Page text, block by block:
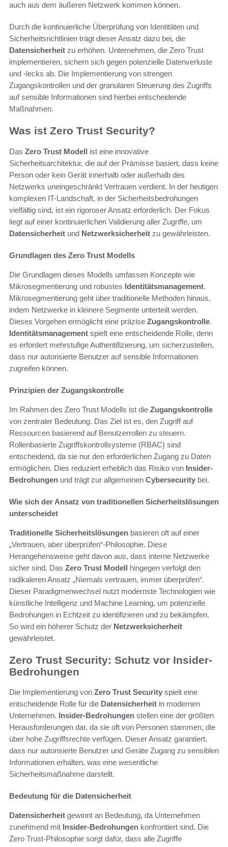
auch aus dem äußeren Netzwerk kommen können.
Durch die kontinuierliche Überprüfung von Identitäten und
Sicherheitsrichtlinien trägt dieser Ansatz dazu bei, die
Datensicherheit zu erhöhen. Unternehmen, die Zero Trust
implementieren, sichern sich gegen potenzielle Datenverluste
und -lecks ab. Die Implementierung von strengen
Zugangskontrollen und der granularen Steuerung des Zugriffs
auf sensible Informationen sind hierbei entscheidende
Maßnahmen.
Was ist Zero Trust Security?
Das Zero Trust Modell ist eine innovative
Sicherheitsarchitektur, die auf der Prämisse basiert, dass keine
Person oder kein Gerät innerhalb oder außerhalb des
Netzwerks uneingeschränkt Vertrauen verdient. In der heutigen
komplexen IT-Landschaft, in der Sicherheitsbedrohungen
vielfältig sind, ist ein rigoroser Ansatz erforderlich. Der Fokus
liegt auf einer kontinuierlichen Validierung aller Zugriffe, um
Datensicherheit und Netzwerksicherheit zu gewährleisten.
Grundlagen des Zero Trust Modells
Die Grundlagen dieses Modells umfassen Konzepte wie
Mikrosegmentierung und robustes Identitätsmanagement.
Mikrosegmentierung geht über traditionelle Methoden hinaus,
indem Netzwerke in kleinere Segmente unterteilt werden.
Dieses Vorgehen ermöglicht eine präzise Zugangskontrolle.
Identitätsmanagement spielt eine entscheidende Rolle, denn
es erfordert mehrstufige Authentifizierung, um sicherzustellen,
dass nur autorisierte Benutzer auf sensible Informationen
zugreifen können.
Prinzipien der Zugangskontrolle
Im Rahmen des Zero Trust Modells ist die Zugangskontrolle
von zentraler Bedeutung. Das Ziel ist es, den Zugriff auf
Ressourcen basierend auf Benutzerrollen zu steuern.
Rollenbasierte Zugriffskontrollsysteme (RBAC) sind
entscheidend, da sie nur den erforderlichen Zugang zu Daten
ermöglichen. Dies reduziert erheblich das Risiko von Insider-
Bedrohungen und trägt zur allgemeinen Cybersecurity bei.
Wie sich der Ansatz von traditionellen Sicherheitslösungen
unterscheidet
Traditionelle Sicherheitslösungen basieren oft auf einer
„Vertrauen, aber überprüfen“-Philosophie. Diese
Herangehensweise geht davon aus, dass interne Netzwerke
sicher sind. Das Zero Trust Modell hingegen verfolgt den
radikaleren Ansatz „Niemals vertrauen, immer überprüfen“.
Dieser Paradigmenwechsel nutzt modernste Technologien wie
künstliche Intelligenz und Machine Learning, um potenzielle
Bedrohungen in Echtzeit zu identifizieren und zu bekämpfen.
So wird ein höherer Schutz der Netzwerksicherheit
gewährleistet.
Zero Trust Security: Schutz vor Insider-
Bedrohungen
Die Implementierung von Zero Trust Security spielt eine
entscheidende Rolle für die Datensicherheit in modernen
Unternehmen. Insider-Bedrohungen stellen eine der größten
Herausforderungen dar, da sie oft von Personen stammen, die
über hohe Zugriffsrechte verfügen. Dieser Ansatz garantiert,
dass nur autorisierte Benutzer und Geräte Zugang zu sensiblen
Informationen erhalten, was eine wesentliche
Sicherheitsmaßnahme darstellt.
Bedeutung für die Datensicherheit
Datensicherheit gewinnt an Bedeutung, da Unternehmen
zunehmend mit Insider-Bedrohungen konfrontiert sind. Die
Zero Trust-Philosophie sorgt dafür, dass alle Zugriffe